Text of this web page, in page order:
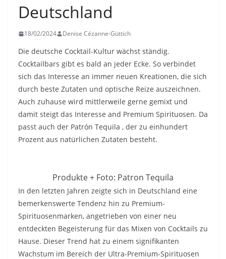
Deutschland
18/02/2024 Denise Cézanne-Güttich
Die deutsche Cocktail-Kultur wächst ständig.
Cocktailbars gibt es bald an jeder Ecke. So verbindet
sich das Interesse an immer neuen Kreationen, die sich
durch beste Zutaten und optische Reize auszeichnen.
Auch zuhause wird mittlerweile gerne gemixt und
damit steigt das Interesse and Premium Spirituosen. Da
passt auch der Patrón Tequila , der zu einhundert
Prozent aus natürlichen Zutaten besteht.
Produkte + Foto: Patron Tequila
In den letzten Jahren zeigte sich in Deutschland eine
bemerkenswerte Tendenz hin zu Premium-
Spirituosenmarken, angetrieben von einer neu
entdeckten Begeisterung für das Mixen von Cocktails zu
Hause. Dieser Trend hat zu einem signifikanten
Wachstum im Bereich der Ultra-Premium-Spirituosen